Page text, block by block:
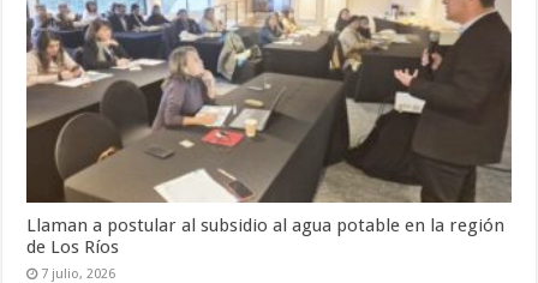
Llaman a postular al subsidio al agua potable en la región
de Los Ríos
7 julio, 2026